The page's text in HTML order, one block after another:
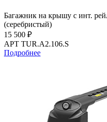
Багажник на крышу с инт.
(серебристый)
15 500 ₽
АРТ TUR.A2.106.S
Подробнее